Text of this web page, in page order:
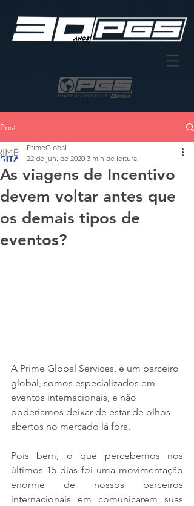
Post
As viagens de Incentivo
devem voltar antes que
os demais tipos de
eventos?
PrimeGlobal
22 de jun. de 2020 3 min de leitura
A Prime Global Services, é um parceiro
global, somos especializados em
eventos internacionais, e não
poderíamos deixar de estar de olhos
abertos no mercado lá fora.
Pois bem, o que percebemos nos
últimos 15 dias foi uma movimentação
enorme de nossos parceiros
internacionais em comunicarem suas